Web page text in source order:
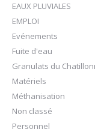
EAUX PLUVIALES
EMPLOI
Evénements
Fuite d'eau
Granulats du
Matériels
Méthanisation
Non classé
Personnel